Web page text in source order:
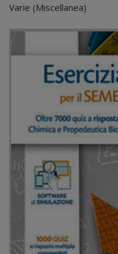
Varie (Miscellanea)